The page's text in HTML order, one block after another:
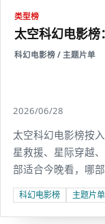
类型榜
太空科幻电影
科幻电影榜 / 主题片单
2026/06/28
太空科幻电影榜按
星救援、星际穿越
部适合今晚看，哪
科幻电影榜 主题片单